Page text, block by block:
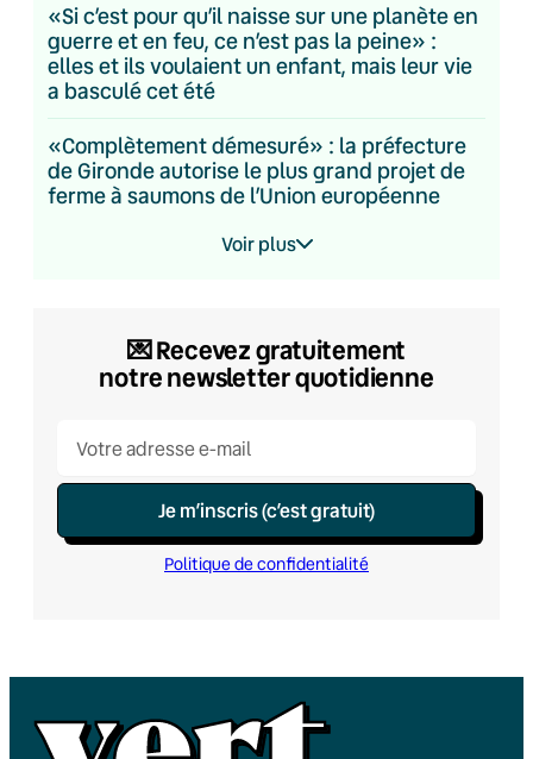
«Si c’est pour qu’il naisse sur une planète en
guerre et en feu, ce n’est pas la peine» :
elles et ils voulaient un enfant, mais leur vie
a basculé cet été
«Complètement démesuré» : la préfecture
de Gironde autorise le plus grand projet de
ferme à saumons de l’Union européenne
Voir plus
💌​ Recevez gratuitement
notre newsletter quotidienne
Je m’inscris (c’est gratuit)
Politique de confidentialité